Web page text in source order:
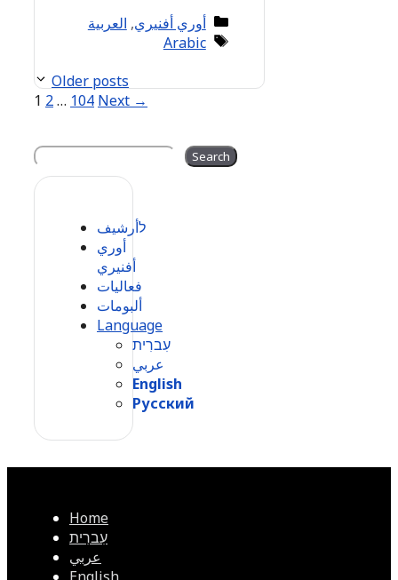
Categories
أوري أفنيري, العربية
Tags
Arabic
Older posts
Page
1 Page
2… Page
104 Next →
Search Search
לأرشيف
أوري
أفنيري
فعاليات
ألبومات
Language
עִברִית
عربي
English
Русский
Home
עִברִית
عربي